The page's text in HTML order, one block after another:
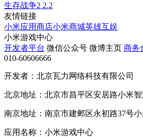
生存战争2 2.2
友情链接
小米应用商店小米商城英雄互娱
小米游戏中心
开发者平台 微信公众号 微博主页 商务
010-60606666
开发者：北京瓦力网络科技有限公司
北京地址：北京市昌平区安居路小米智
南京地址：南京市建邺区永初路37号
应用名称：小米游戏中心